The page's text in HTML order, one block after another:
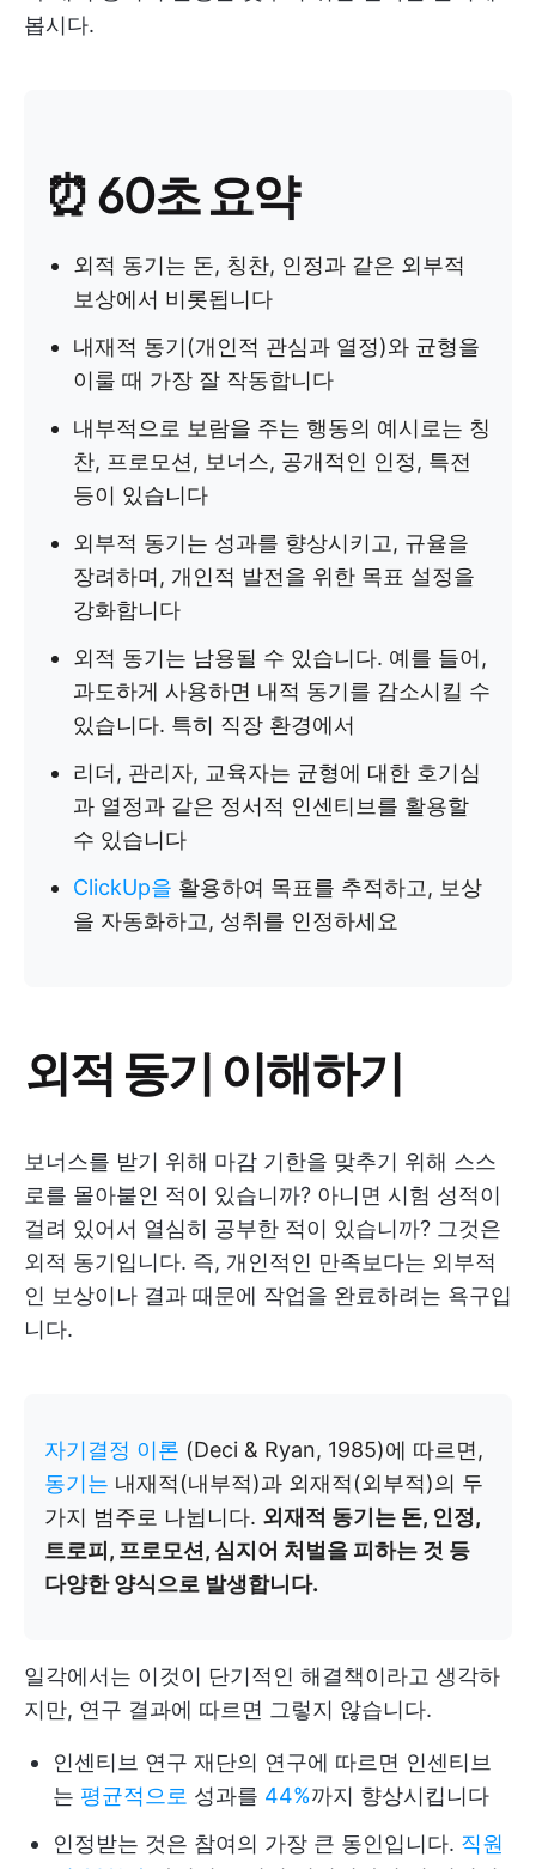
봅시다.
⏰ 60초 요약
외적 동기는 돈, 칭찬, 인정과 같은 외부적
보상에서 비롯됩니다
내재적 동기(개인적 관심과 열정)와 균형을
이룰 때 가장 잘 작동합니다
내부적으로 보람을 주는 행동의 예시로는 칭
찬, 프로모션, 보너스, 공개적인 인정, 특전
등이 있습니다
외부적 동기는 성과를 향상시키고, 규율을
장려하며, 개인적 발전을 위한 목표 설정을
강화합니다
외적 동기는 남용될 수 있습니다. 예를 들어,
과도하게 사용하면 내적 동기를 감소시킬 수
있습니다. 특히 직장 환경에서
리더, 관리자, 교육자는 균형에 대한 호기심
과 열정과 같은 정서적 인센티브를 활용할
수 있습니다
ClickUp을 활용하여 목표를 추적하고, 보상
을 자동화하고, 성취를 인정하세요
외적 동기 이해하기
보너스를 받기 위해 마감 기한을 맞추기 위해 스스
로를 몰아붙인 적이 있습니까? 아니면 시험 성적이
걸려 있어서 열심히 공부한 적이 있습니까? 그것은
외적 동기입니다. 즉, 개인적인 만족보다는 외부적
인 보상이나 결과 때문에 작업을 완료하려는 욕구입
니다.
자기결정 이론 (Deci & Ryan, 1985)에 따르면,
동기는 내재적(내부적)과 외재적(외부적)의 두
가지 범주로 나뉩니다. 외재적 동기는 돈, 인정,
트로피, 프로모션, 심지어 처벌을 피하는 것 등
다양한 양식으로 발생합니다.
일각에서는 이것이 단기적인 해결책이라고 생각하
지만, 연구 결과에 따르면 그렇지 않습니다.
인센티브 연구 재단의 연구에 따르면 인센티브
는 평균적으로 성과를 44%까지 향상시킵니다
인정받는 것은 참여의 가장 큰 동인입니다. 직원